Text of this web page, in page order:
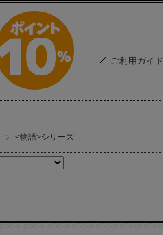
ご利用ガイド
<物語>シリーズ